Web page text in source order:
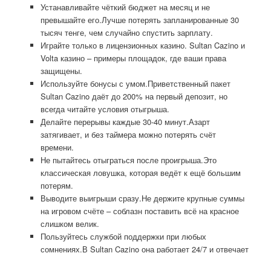
Устанавливайте чёткий бюджет на месяц и не
превышайте его.Лучше потерять запланированные 30
тысяч тенге, чем случайно спустить зарплату.
Играйте только в лицензионных казино. Sultan Cazino и
Volta казино – примеры площадок, где ваши права
защищены.
Используйте бонусы с умом.Приветственный пакет
Sultan Cazino даёт до 200% на первый депозит, но
всегда читайте условия отыгрыша.
Делайте перерывы каждые 30-40 минут.Азарт
затягивает, и без таймера можно потерять счёт
времени.
Не пытайтесь отыграться после проигрыша.Это
классическая ловушка, которая ведёт к ещё большим
потерям.
Выводите выигрыши сразу.Не держите крупные суммы
на игровом счёте – соблазн поставить всё на красное
слишком велик.
Пользуйтесь службой поддержки при любых
сомнениях.В Sultan Cazino она работает 24/7 и отвечает